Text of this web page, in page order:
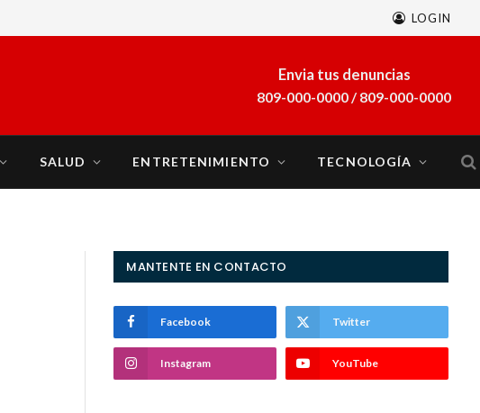
LOGIN
Envia tus denuncias
809-000-0000 / 809-000-0000
SALUD ENTRETENIMIENTO TECNOLOGÍA
MANTENTE EN CONTACTO
Facebook Twitter
Instagram YouTube